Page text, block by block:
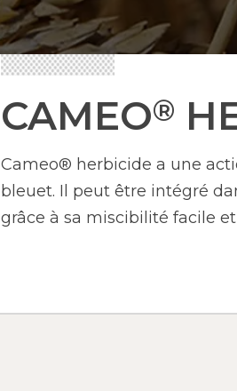
CAMEO®
Cameo® herbicide a une
bleuet. Il peut être intégré
grâce à sa miscibilité facile